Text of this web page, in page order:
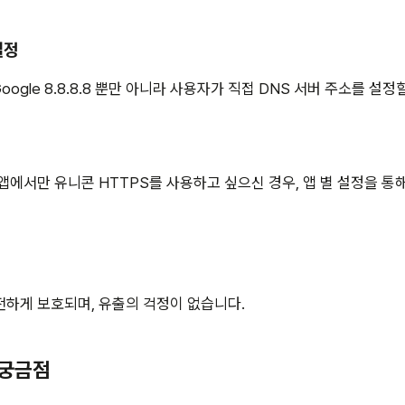
8.8.8.8 뿐만 아니라 사용자가 직접 DNS 서버 주소를 설정
에서만 유니콘 HTTPS를 사용하고 싶으신 경우, 앱 별 설정을 통
게 보호되며, 유출의 걱정이 없습니다.
금점